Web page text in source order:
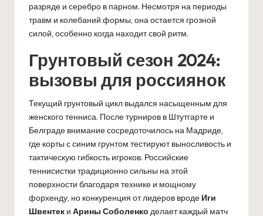
разряде и серебро в парном. Несмотря на периоды
травм и колебаний формы, она остается грозной
силой, особенно когда находит свой ритм.
Грунтовый сезон 2024:
вызовы для россиянок
Текущий грунтовый цикл выдался насыщенным для
женского тенниса. После турниров в Штутгарте и
Белграде внимание сосредоточилось на Мадриде,
где корты с синим грунтом тестируют выносливость и
тактическую гибкость игроков. Российские
теннисистки традиционно сильны на этой
поверхности благодаря технике и мощному
форхенду, но конкуренция от лидеров вроде Иги
Швентек и Арины Соболенко делает каждый матч